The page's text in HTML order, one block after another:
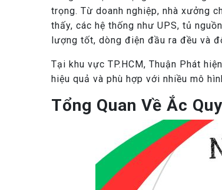
trọng. Từ doanh nghiệp, nhà xưởng
thấy, các hệ thống như UPS, tủ
lượng tốt, dòng điện đầu ra đều và
Tại khu vực TP.HCM, Thuận Phát
hiệu quả và phù hợp với nhiều mô
Tổng Quan Về Ắc